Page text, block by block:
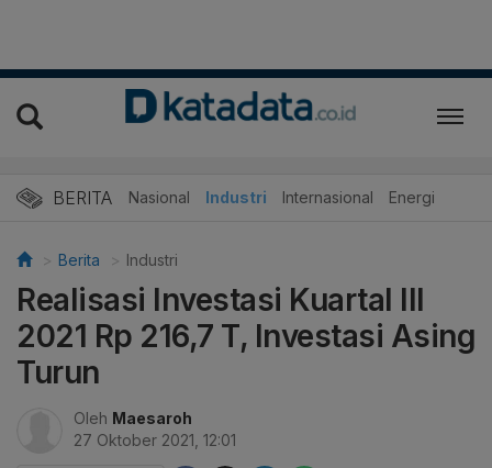
BERITA Nasional Industri Internasional Energi
Berita Industri
Realisasi Investasi Kuartal III
2021 Rp 216,7 T, Investasi Asing
Turun
Oleh Maesaroh
27 Oktober 2021, 12:01